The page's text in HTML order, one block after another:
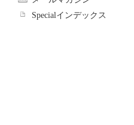
Specialインデックス